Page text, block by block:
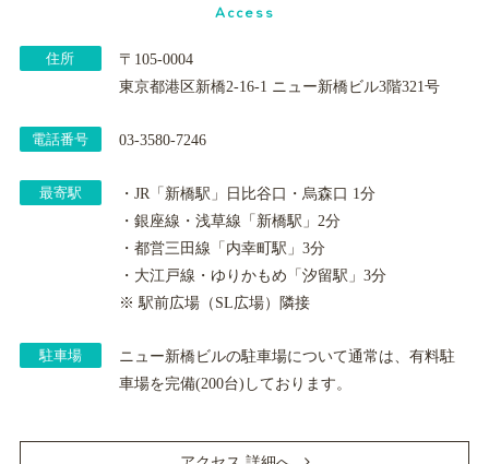
Access
住所
〒105-0004
東京都港区新橋2-16-1 ニュー新橋ビル3階321号
電話番号 03-3580-7246
最寄駅
・JR「新橋駅」日比谷口・烏森口 1分
・銀座線・浅草線「新橋駅」2分
・都営三田線「内幸町駅」3分
・大江戸線・ゆりかもめ「汐留駅」3分
※ 駅前広場（SL広場）隣接
駐車場
ニュー新橋ビルの駐車場について通常は、有料駐
車場を完備(200台)しております。